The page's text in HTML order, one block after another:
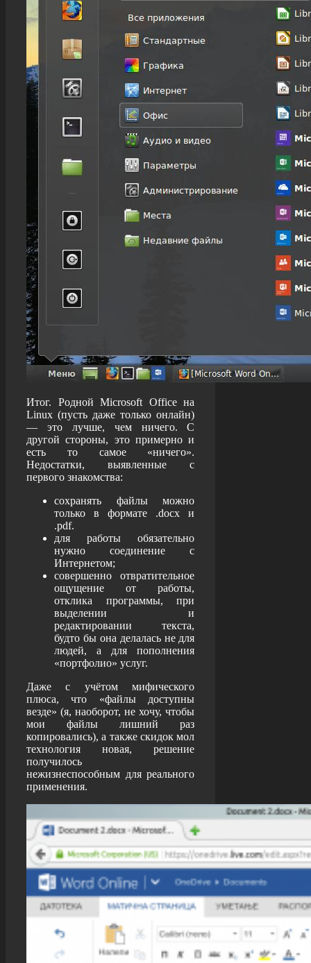
Итог. Родной Microsoft Office на
Linux (пусть даже только онлайн)
— это лучше, чем ничего. С
другой стороны, это примерно и
есть то самое «ничего».
Недостатки, выявленные с
первого знакомства:
сохранять файлы можно
только в формате .docx и
.pdf.
для работы обязательно
нужно соединение с
Интернетом;
совершенно отвратительное
ощущение от работы,
отклика программы, при
выделении и
редактировании текста,
будто бы она делалась не для
людей, а для пополнения
«портфолио» услуг.
Даже с учётом мифического
плюса, что «файлы доступны
везде» (я, наоборот, не хочу, чтобы
мои файлы лишний раз
копировались), а также скидок мол
технология новая, решение
получилось
нежизнеспособным для реального
применения.